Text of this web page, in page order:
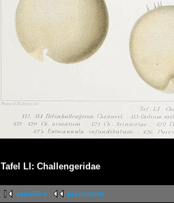
Tafel LI: Challengeridae
première précédente